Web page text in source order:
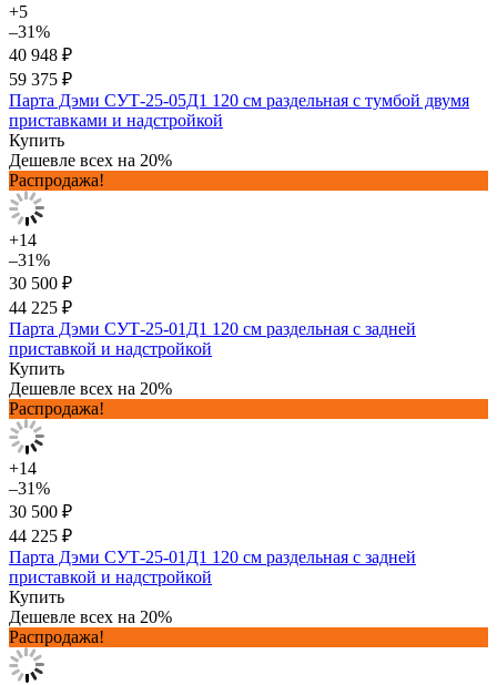
+5
–31%
40 948 ₽
59 375 ₽
Парта Дэми СУТ-25-05Д1 120 см раздельная с тумбой двумя
приставками и надстройкой
Купить
Дешевле всех на 20%
Распродажа!
+14
–31%
30 500 ₽
44 225 ₽
Парта Дэми СУТ-25-01Д1 120 см раздельная с задней
приставкой и надстройкой
Купить
Дешевле всех на 20%
Распродажа!
+14
–31%
30 500 ₽
44 225 ₽
Парта Дэми СУТ-25-01Д1 120 см раздельная с задней
приставкой и надстройкой
Купить
Дешевле всех на 20%
Распродажа!